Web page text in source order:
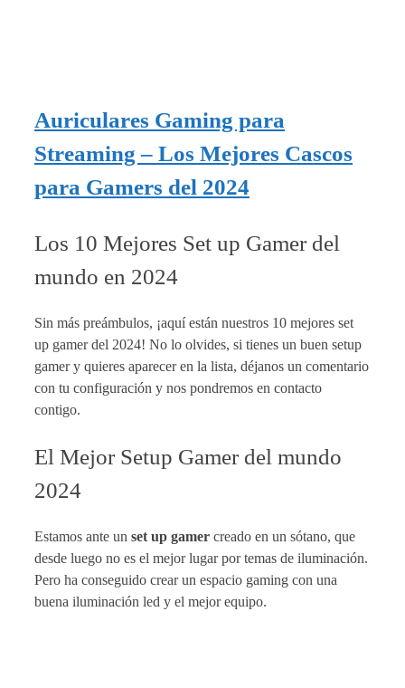
Auriculares Gaming para
Streaming – Los Mejores Cascos
para Gamers del 2024
Los 10 Mejores Set up Gamer del
mundo en 2024
Sin más preámbulos, ¡aquí están nuestros 10 mejores set
up gamer del 2024! No lo olvides, si tienes un buen setup
gamer y quieres aparecer en la lista, déjanos un comentario
con tu configuración y nos pondremos en contacto
contigo.
El Mejor Setup Gamer del mundo
2024
Estamos ante un set up gamer creado en un sótano, que
desde luego no es el mejor lugar por temas de iluminación.
Pero ha conseguido crear un espacio gaming con una
buena iluminación led y el mejor equipo.